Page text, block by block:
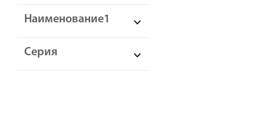
Наименование1
Серия